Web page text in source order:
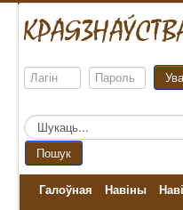
Пошук...
Пошук
Галоўная Навіны